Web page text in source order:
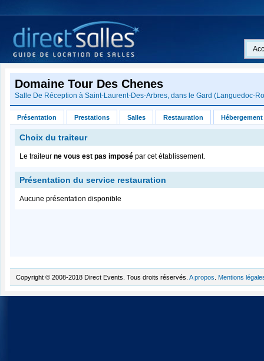
Domaine Tour Des Chenes
Salle De Réception à Saint-Laurent-Des-Arbres, dans le Gard (Languedoc-
Présentation Prestations Salles Restauration Hébergement
Choix du traiteur
Le traiteur ne vous est pas imposé par cet établissement.
Présentation du service restauration
Aucune présentation disponible
Copyright © 2008-2018 Direct Events. Tous droits réservés. A propos Mentions